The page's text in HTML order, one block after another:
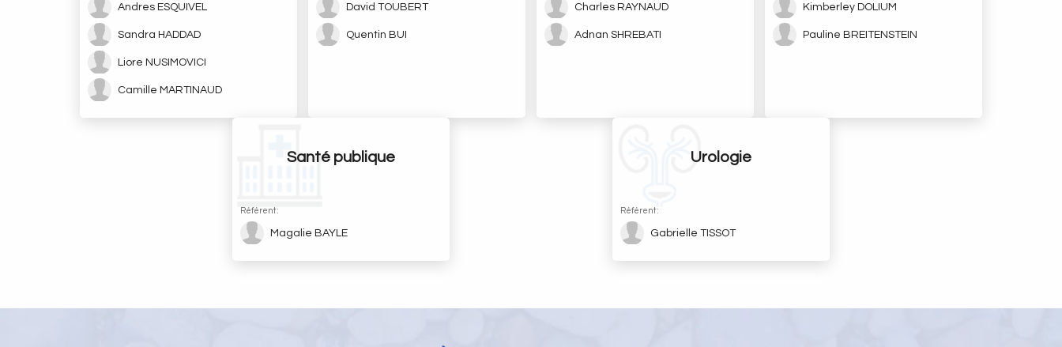
Andres ESQUIVEL
Sandra HADDAD
Liore NUSIMOVICI
Camille MARTINAUD
David TOUBERT
Quentin BUI
Charles RAYNAUD
Adnan SHREBATI
Kimberley DOLIUM
Pauline BREITENSTEIN
Santé publique
Référent :
Magalie BAYLE
Urologie
Référent :
Gabrielle TISSOT